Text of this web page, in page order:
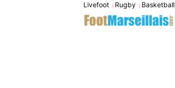
Livefoot | Rugby | Basketball